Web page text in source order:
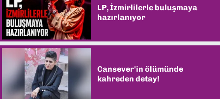
LP, İzmirlilerle buluşmaya
hazırlanıyor
Cansever'in ölümünde
kahreden detay!